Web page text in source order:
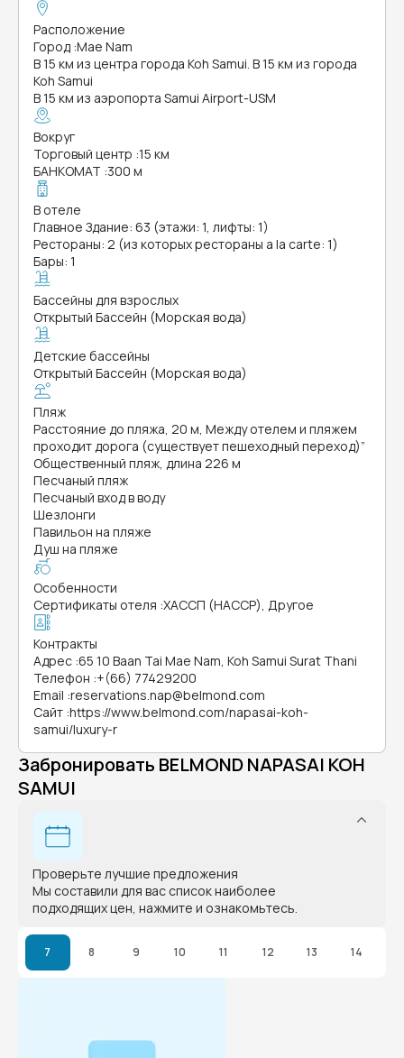
Расположение
Город :Mae Nam
В 15 км из центра города Koh Samui. В 15 км из города
Koh Samui
В 15 км из аэропорта Samui Airport-USM
Вокруг
Торговый центр :15 км
БАНКОМАТ :300 м
В отеле
Главное Здание: 63 (этажи: 1, лифты: 1)
Рестораны: 2 (из которых рестораны a la carte: 1)
Бары: 1
Бассейны для взрослых
Открытый Бассейн (Морская вода)
Детские бассейны
Открытый Бассейн (Морская вода)
Пляж
Расстояние до пляжа, 20 м, Между отелем и пляжем
проходит дорога (существует пешеходный переход)”
Общественный пляж, длина 226 м
Песчаный пляж
Песчаный вход в воду
Шезлонги
Павильон на пляже
Душ на пляже
Особенности
Сертификаты отеля :ХАССП (HACCP), Другое
Контракты
Адрес :65 10 Baan Tai Mae Nam, Koh Samui Surat Thani
Телефон :+(66) 77429200
Email :reservations.nap@belmond.com
Сайт :https://www.belmond.com/napasai-koh-
samui/luxury-r
Забронировать BELMOND NAPASAI KOH
SAMUI
Проверьте лучшие предложения
Мы составили для вас список наиболее
подходящих цен, нажмите и ознакомьтесь.
7 8 9 10 11 12 13 14